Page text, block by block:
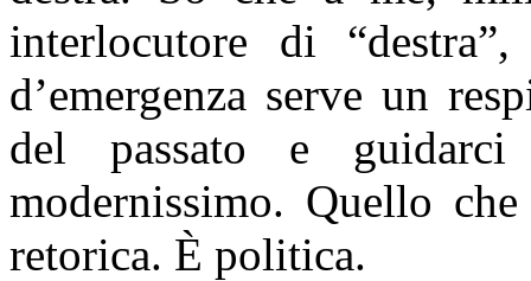
interlocutore di
d’emergenza serve un
del passato e
modernissimo. Quello
retorica. È politica.